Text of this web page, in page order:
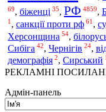
69, біженці 35, РФ 4859,
1, санкції проти рф 61,
Херсонщина 54,
Сибіга 42, Чернігів 24,
демографія 2, Сирський
РЕКЛАМНІ
Адмін-панель